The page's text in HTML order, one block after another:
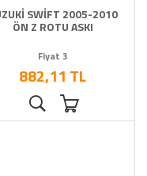
SWİFT 2005-2010
ÖN Z ROTU ASKI
Fiyat 3
882,11 TL